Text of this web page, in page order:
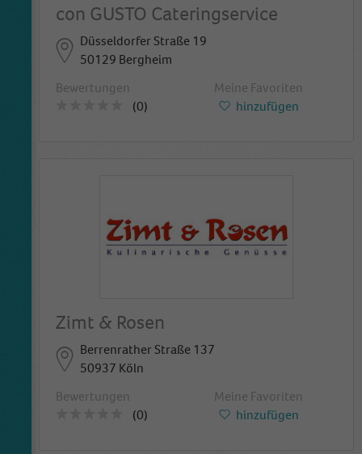
con GUSTO Cateringservice
Düsseldorfer Straße 19
50129 Bergheim
Bewertungen
(0)
Meine Favoriten
hinzufügen
Zimt & Rosen
Berrenrather Straße 137
50937 Köln
Bewertungen
(0)
Meine Favoriten
hinzufügen